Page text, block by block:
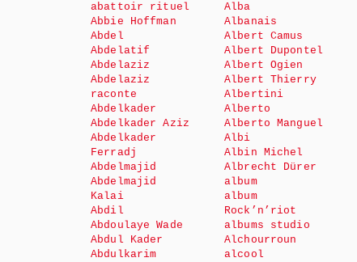
abattoir rituel
Abbie Hoffman
Abdel
Abdelatif
Abdelaziz
Abdelaziz
raconte
Abdelkader
Abdelkader Aziz
Abdelkader
Ferradj
Abdelmajid
Abdelmajid
Kalai
Abdil
Abdoulaye Wade
Abdul Kader
Abdulkarim
Alba
Albanais
Albert Camus
Albert Dupontel
Albert Ogien
Albert Thierry
Albertini
Alberto
Alberto Manguel
Albi
Albin Michel
Albrecht Dürer
album
album
Rock’n’riot
albums studio
Alchourroun
alcool